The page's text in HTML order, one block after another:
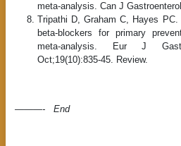
meta-analysis. Can J
Tripathi D, Graham C, Hayes
beta-blockers for primary
meta-analysis. Eur J
Oct;19(10):835-45. Review.
———- End